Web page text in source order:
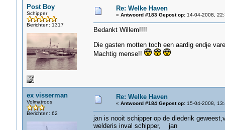
Post Boy
Schipper
Berichten: 1317
Re: Welke Haven
« Antwoord #183 Gepost op:14-04-2008,
Bedankt Willem!!!!
Die gasten motten toch een aardig endje
Machtig mense!!
ex visserman
Volmatroos
Berichten: 62
Re: Welke Haven
« Antwoord #184 Gepost op:15-04-2008,
jan is nooit schipper op de diederik
welderis inval schipper, jan